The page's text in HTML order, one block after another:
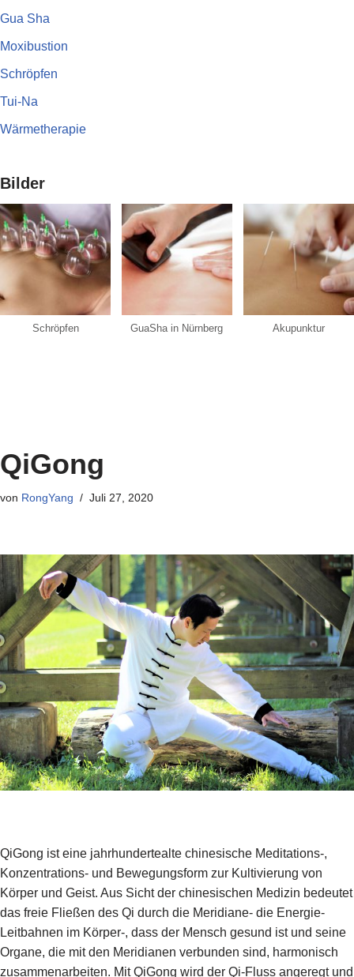
Gua Sha
Moxibustion
Schröpfen
Tui-Na
Wärmetherapie
Bilder
Schröpfen GuaSha in Nürnberg Akupunktur
QiGong
von RongYang Juli 27, 2020
QiGong ist eine jahrhundertealte chinesische Meditations-,
Konzentrations- und Bewegungsform zur Kultivierung von
Körper und Geist. Aus Sicht der chinesischen Medizin bedeutet
das freie Fließen des Qi durch die Meridiane- die Energie-
Leitbahnen im Körper-, dass der Mensch gesund ist und seine
Organe, die mit den Meridianen verbunden sind, harmonisch
zusammenarbeiten. Mit QiGong wird der Qi-Fluss angeregt und